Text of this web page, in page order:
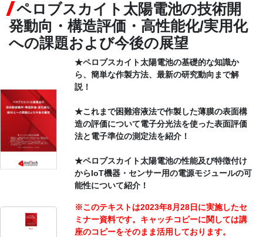
CONTACT
ペロブスカイト太陽電池の技術開
発動向・構造評価・高性能化/実用化
への課題および今後の展望
★ペロブスカイト太陽電池の基礎的な知識か
ら、簡単な作製方法、最新の研究動向まで解
説！
★これまで困難溶液法で作製した薄膜の表面構
造の評価について電子分光法を使った表面評価
法と電子準位の測定法を紹介！
★ペロブスカイト太陽電池の性能及び特徴付け
からIoT機器・センサー用の電源モジュールの可
能性について紹介！
※このテキストは2023年8月28日に実施したセ
ミナー資料です。キャッチコピーに関しては講
座のコピーをそのまま活用しております。